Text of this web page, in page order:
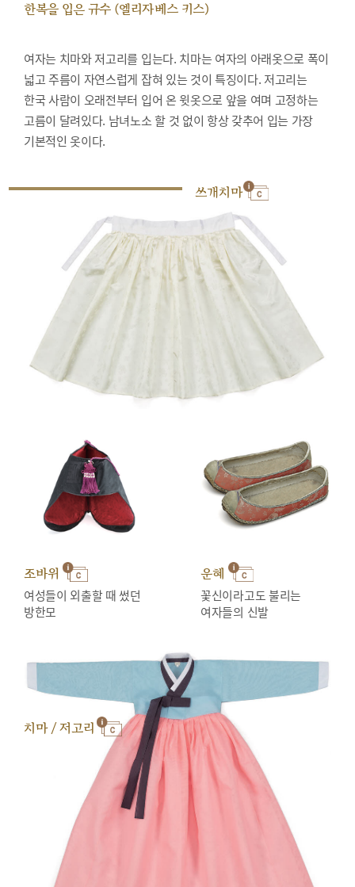
한복을 입은 규수 (엘리자베스 키스)
여자는 치마와 저고리를 입는다. 치마는 여자의 아래옷으로 폭이
넓고 주름이 자연스럽게 잡혀 있는 것이 특징이다. 저고리는
한국 사람이 오래전부터 입어 온 윗옷으로 앞을 여며 고정하는
고름이 달려있다. 남녀노소 할 것 없이 항상 갖추어 입는 가장
기본적인 옷이다.
쓰개치마
조바위
여성들이 외출할 때 썼던
방한모
운혜
꽃신이라고도 불리는
여자들의 신발
치마 / 저고리